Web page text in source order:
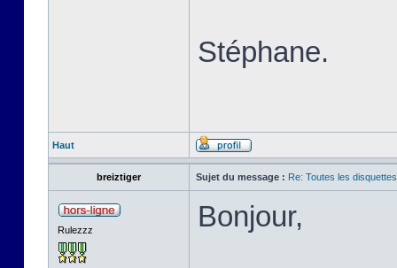
Stéphane.
Haut
breiztiger Sujet du message : Re: Toutes les
Rulezzz Bonjour,